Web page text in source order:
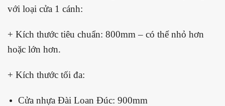
với loại cửa 1 cánh:
+ Kích thước tiêu chuẩn: 800mm – có thể nhỏ hơn
hoặc lớn hơn.
+ Kích thước tối đa:
Cửa nhựa Đài Loan Đúc: 900mm